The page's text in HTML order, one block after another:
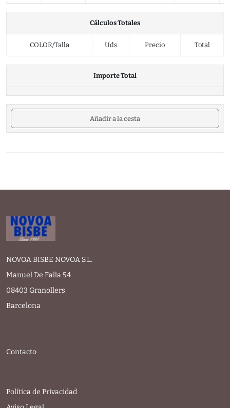
Cálculos Totales
COLOR/Talla Uds Precio Total
Importe Total
Añadir a la cesta
NOVOA BISBE NOVOA S.L.
Manuel De Falla 54
08403 Granollers
Barcelona
Contacto
Política de Privacidad